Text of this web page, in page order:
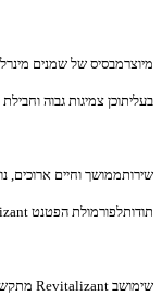
מיוצרמבסיס של שמנים
בעליתוכן צמיגות גבוה
שירותממושך וחיים ארוכים,
תודותלפורמולת הפטנט
שימושב Revitalizant